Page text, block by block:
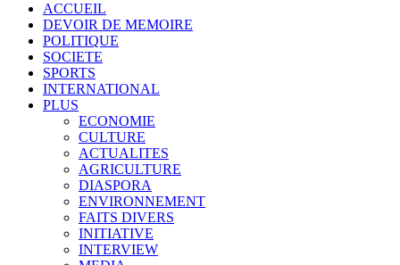
ACCUEIL
DEVOIR DE MEMOIRE
POLITIQUE
SOCIETE
SPORTS
INTERNATIONAL
PLUS
ECONOMIE
CULTURE
ACTUALITES
AGRICULTURE
DIASPORA
ENVIRONNEMENT
FAITS DIVERS
INITIATIVE
INTERVIEW